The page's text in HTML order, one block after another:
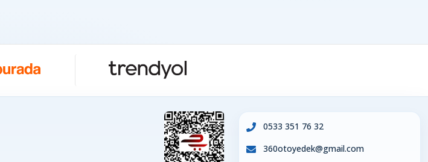
0533 351 76 32
360otoyedek@gmail.com